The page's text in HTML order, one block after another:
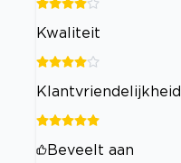
Kwaliteit
Klantvriendelijkheid
Beveelt aan